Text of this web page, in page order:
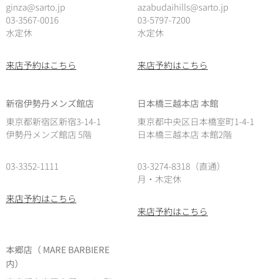
ginza@sarto.jp
03-3567-0016
水定休
来店予約はこちら
azabudaihills@sarto.jp
03-5797-7200
水定休
来店予約はこちら
新宿伊勢丹メンズ館店
東京都新宿区新宿3-14-1
伊勢丹メンズ館店 5階
03-3352-1111
来店予約はこちら
日本橋三越本店 本館
東京都中央区日本橋室町1-4-1
日本橋三越本店 本館2階
03-3274-8318（直通）
月・木定休
来店予約はこちら
本郷店（ MARE BARBIERE
内）